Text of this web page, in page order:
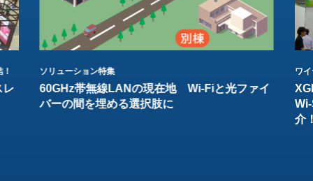
レ
ソリューション特集
60GHz帯無線LANの現在地 Wi-Fiと光ファイ
バーの間を埋める選択肢に
ワ
介